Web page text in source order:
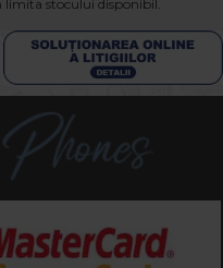
limita stocului disponibil.